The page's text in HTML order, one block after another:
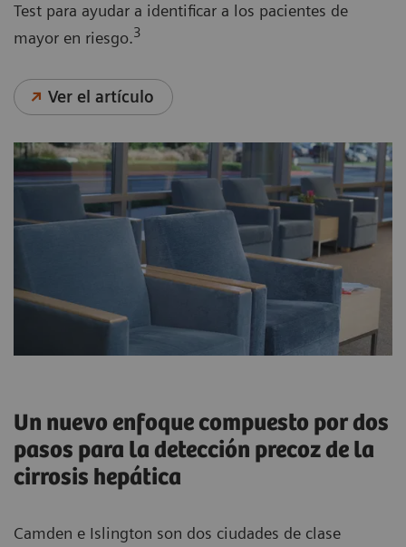
Test para ayudar a identificar a los pacientes de
mayor en riesgo.3
Ver el artículo
Un nuevo enfoque compuesto por dos
pasos para la detección precoz de la
cirrosis hepática
Camden e Islington son dos ciudades de clase